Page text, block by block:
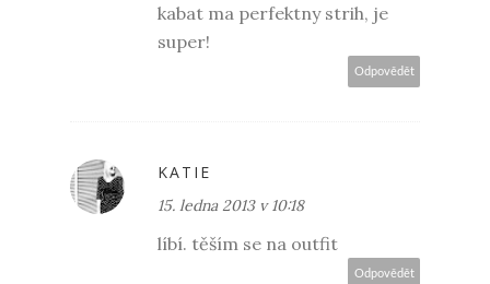
kabat ma perfektny strih, je
super!
Odpovědět
KATIE
15. ledna 2013 v 10:18
líbí. těším se na outfit
Odpovědět